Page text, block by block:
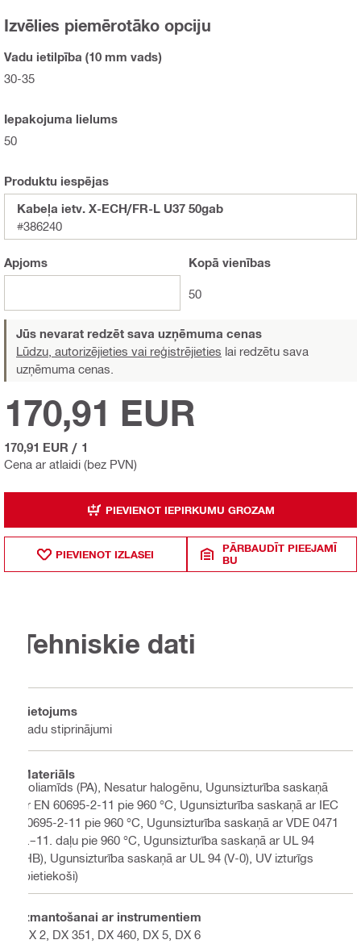
Izvēlies piemērotāko opciju
Vadu ietilpība (10 mm vads)
30-35
Iepakojuma lielums
50
Produktu iespējas
Kabeļa ietv. X-ECH/FR-L U37 50gab
#386240
Apjoms Kopā vienības
50
Jūs nevarat redzēt sava uzņēmuma cenas
Lūdzu, autorizējieties vai reģistrējieties lai redzētu sava
uzņēmuma cenas.
Cena ar atlaidi (bez PVN)
170,91 EUR
170,91 EUR / 1
PIEVIENOT IEPIRKUMU GROZAM
PIEVIENOT IZLASEI
PĀRBAUDĪT PIEEJAMĪ
BU
Tehniskie dati
Lietojums
Vadu stiprinājumi
Materiāls
Poliamīds (PA), Nesatur halogēnu, Ugunsizturība saskaņā
ar EN 60695-2-11 pie 960 °C, Ugunsizturība saskaņā ar IEC
60695-2-11 pie 960 °C, Ugunsizturība saskaņā ar VDE 0471
2.–11. daļu pie 960 °C, Ugunsizturība saskaņā ar UL 94
(HB), Ugunsizturība saskaņā ar UL 94 (V-0), UV izturīgs
(pietiekoši)
Izmantošanai ar instrumentiem
DX 2, DX 351, DX 460, DX 5, DX 6